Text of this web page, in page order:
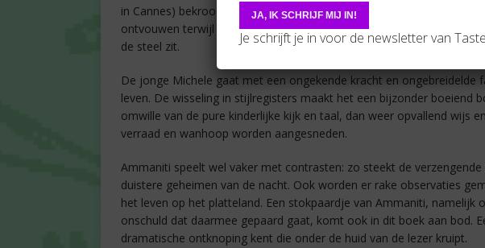
in Cannes) bekroonde filmLa meglio gioventù. We zien vanuit de ogen
ontvouwen terwijl we via de volwassenen in het verhaal
de steel zit.
De jonge Michele gaat met een ongekende kracht en ongebreidelde
leven. De wisseling in stijlregisters maakt het een bijzonder boeiend
omwille van de pure kinderlijke kijk en taal, dan weer opvallend wijs
verraad en wanhoop worden aangesneden.
Ammaniti speelt wel vaker met contrasten: zo steekt de
duistere geheimen van de nacht. Ook worden er rake observaties
het leven op het platteland. Een stokpaardje van Ammaniti, namelijk
onschuld dat daarmee gepaard gaat, komt ook in dit boek aan bod.
dramatische ontknoping kent die onder de huid van de lezer kruipt.
Je schrijft je in voor de newsletter van